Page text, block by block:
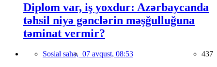
Diplom var, iş yoxdur: Azərbaycanda
təhsil niyə gənclərin məşğulluğuna
təminat vermir?
Sosial sahə, 07 avqust, 08:53 437